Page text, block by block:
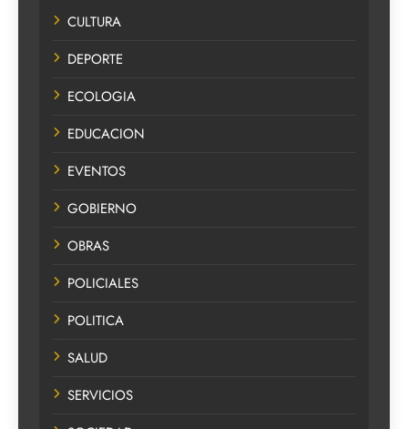
CULTURA
DEPORTE
ECOLOGIA
EDUCACION
EVENTOS
GOBIERNO
OBRAS
POLICIALES
POLITICA
SALUD
SERVICIOS